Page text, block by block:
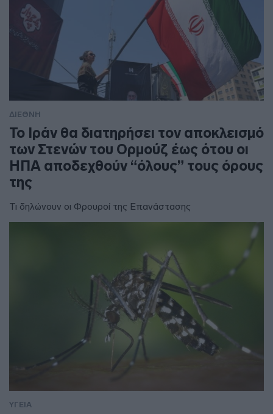
ΔΙΕΘΝΗ
To Ιράν θα διατηρήσει τον αποκλεισμό
των Στενών του Ορμούζ έως ότου οι
ΗΠΑ αποδεχθούν “όλους” τους όρους
της
Τι δηλώνουν οι Φρουροί της Επανάστασης
ΥΓΕΙΑ